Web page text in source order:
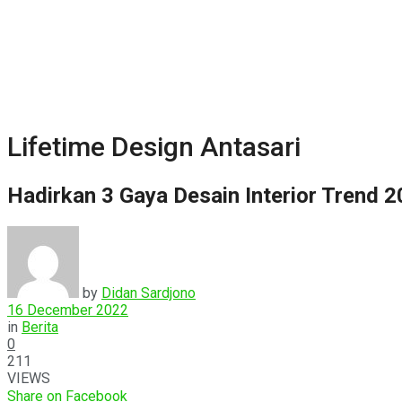
Lifetime Design Antasari
Hadirkan 3 Gaya Desain Interior Trend
by Didan Sardjono
16 December 2022
in Berita
0
211
VIEWS
Share on Facebook